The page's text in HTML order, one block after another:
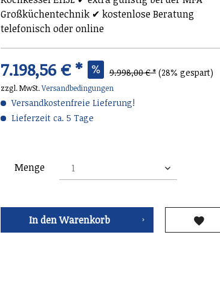
Großküchentechnik ✔ kostenlose Beratung
telefonisch oder online
7.198,56 € * 9.998,00 € * (28% gespart)
zzgl. MwSt.Versandbedingungen
Versandkostenfreie Lieferung!
Lieferzeit ca. 5 Tage
Menge
In denWarenkorb